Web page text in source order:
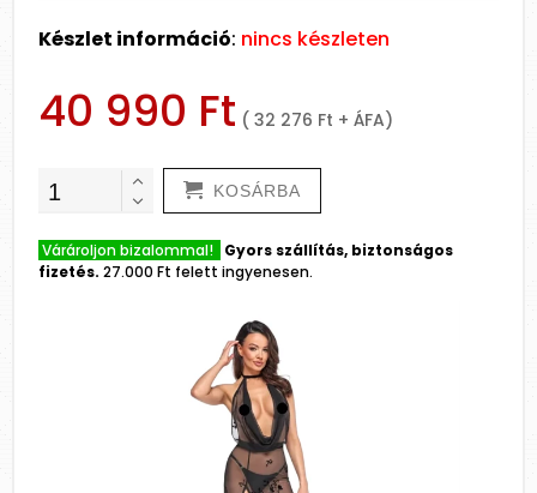
Készlet információ: nincs készleten
40 990 Ft ( 32 276 Ft + ÁFA)
KOSÁRBA
Várároljon bizalommal! Gyors szállítás, biztonságos
fizetés. 27.000 Ft felett ingyenesen.